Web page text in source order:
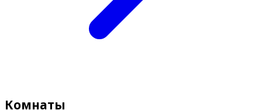
Комнаты